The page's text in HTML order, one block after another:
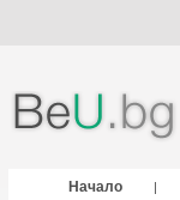
Начало |